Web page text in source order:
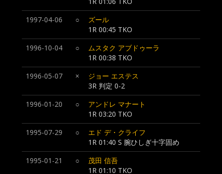
1997-04-06
○
ズール
1R 00:45 TKO
1996-10-04
○
ムスタク アブドゥーラ
1R 00:38 TKO
1996-05-07
×
ジョー エステス
3R 判定 0-2
1996-01-20
○
アンドレ マナート
1R 03:20 TKO
1995-07-29
○
エド デ・クライフ
1R 01:40 S 腕ひしぎ十字固め
1995-01-21
○
茂田 信吾
1R 01:10 TKO